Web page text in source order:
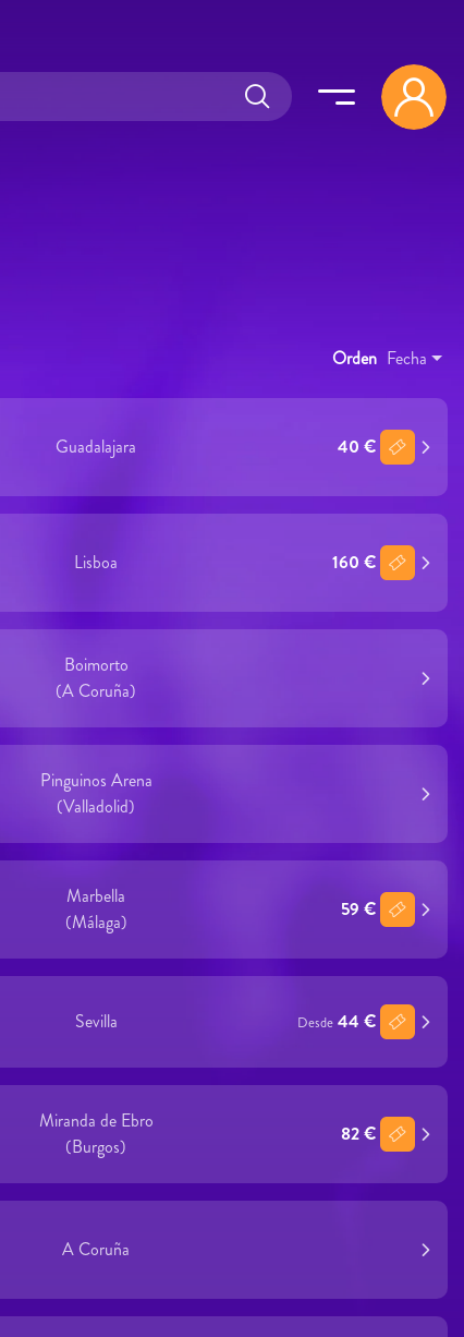
Orden Fecha
Guadalajara 40 €
Lisboa 160 €
Boimorto
(A Coruña)
Pinguinos Arena
(Valladolid)
Marbella
(Málaga)
59 €
Sevilla Desde 44 €
Miranda de Ebro
(Burgos)
82 €
A Coruña